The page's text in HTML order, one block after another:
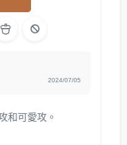
2024/07/05
和可愛攻。